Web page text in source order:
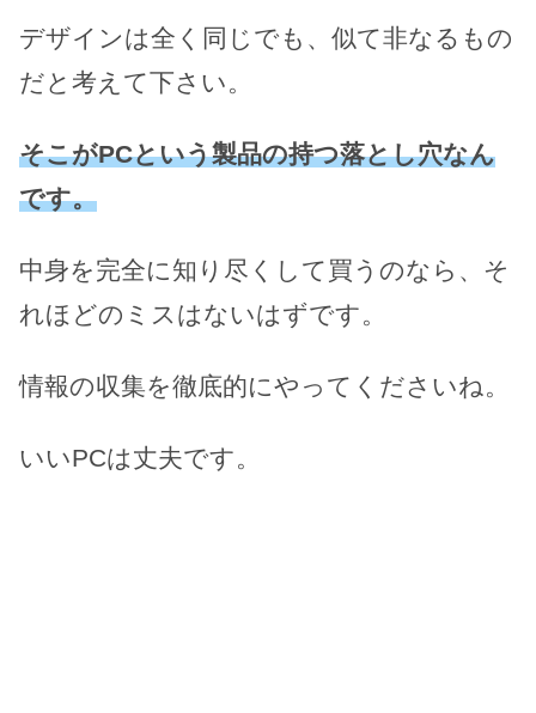
デザインは全く同じでも、似て非なるもの
だと考えて下さい。
そこがPCという製品の持つ落とし穴なん
です。
中身を完全に知り尽くして買うのなら、そ
れほどのミスはないはずです。
情報の収集を徹底的にやってくださいね。
いいPCは丈夫です。